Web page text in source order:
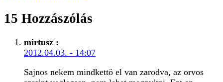
15 Hozzászólás
mirtusz :
2012.04.03. - 14:07
Sajnos nekem mindkettö el van zarodva, az orvos